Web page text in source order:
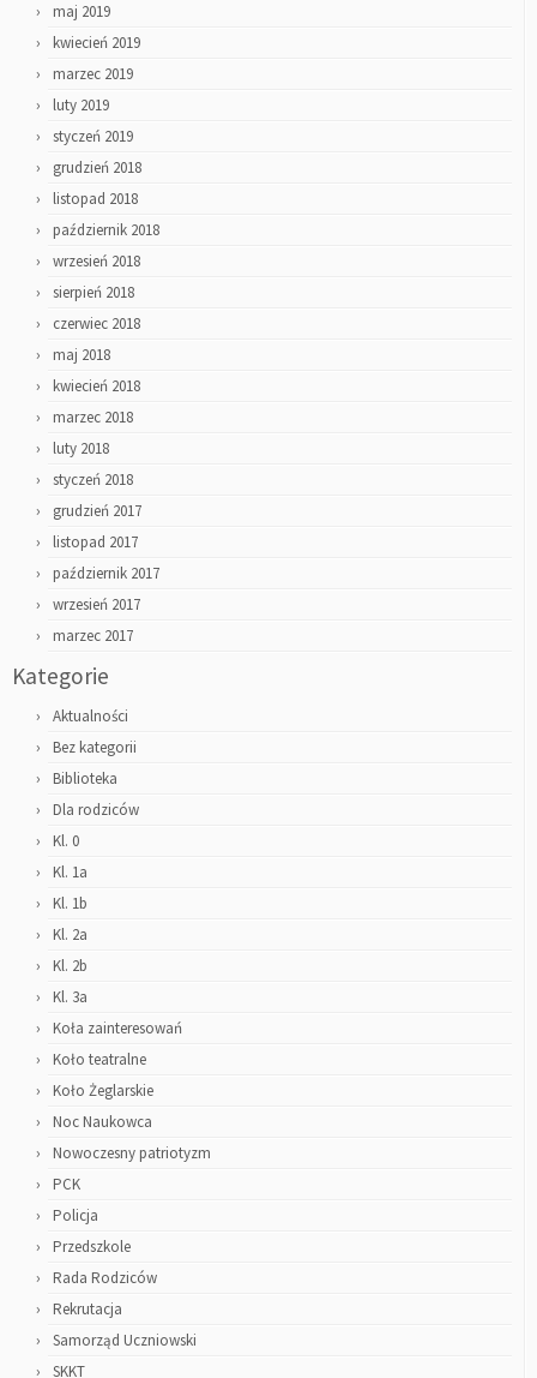
maj 2019
kwiecień 2019
marzec 2019
luty 2019
styczeń 2019
grudzień 2018
listopad 2018
październik 2018
wrzesień 2018
sierpień 2018
czerwiec 2018
maj 2018
kwiecień 2018
marzec 2018
luty 2018
styczeń 2018
grudzień 2017
listopad 2017
październik 2017
wrzesień 2017
marzec 2017
Kategorie
Aktualności
Bez kategorii
Biblioteka
Dla rodziców
Kl. 0
Kl. 1a
Kl. 1b
Kl. 2a
Kl. 2b
Kl. 3a
Koła zainteresowań
Koło teatralne
Koło Żeglarskie
Noc Naukowca
Nowoczesny patriotyzm
PCK
Policja
Przedszkole
Rada Rodziców
Rekrutacja
Samorząd Uczniowski
SKKT